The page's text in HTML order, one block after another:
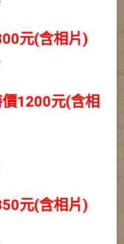
元(含相片)
1200元(含相
0元(含相片)